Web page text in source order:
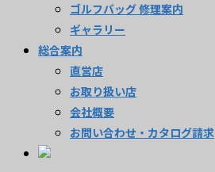
ゴルフバッグ 修理案内
ギャラリー
総合案内
直営店
お取り扱い店
会社概要
お問い合わせ・カタログ請求